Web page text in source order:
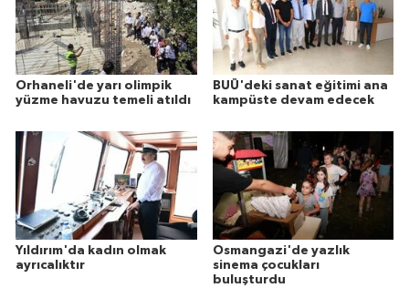
Orhaneli'de yarı olimpik
yüzme havuzu temeli atıldı
BUÜ'deki sanat eğitimi ana
kampüste devam edecek
Yıldırım'da kadın olmak
ayrıcalıktır
Osmangazi'de yazlık
sinema çocukları
buluşturdu